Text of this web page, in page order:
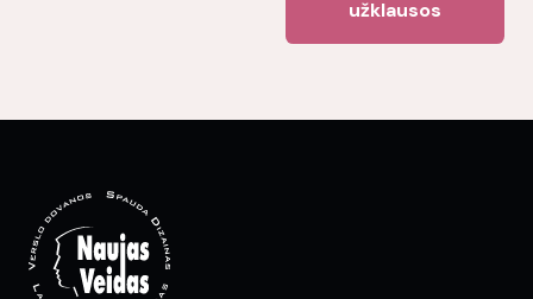
options
užklausos